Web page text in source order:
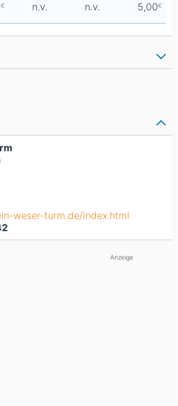
€ n.v. n.v. 5,00€
weser-turm.de/index.html
Anzeige